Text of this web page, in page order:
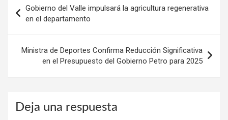
de
entradas
Gobierno del Valle impulsará la agricultura regenerativa
en el departamento
Ministra de Deportes Confirma Reducción Significativa
en el Presupuesto del Gobierno Petro para 2025
Deja una respuesta